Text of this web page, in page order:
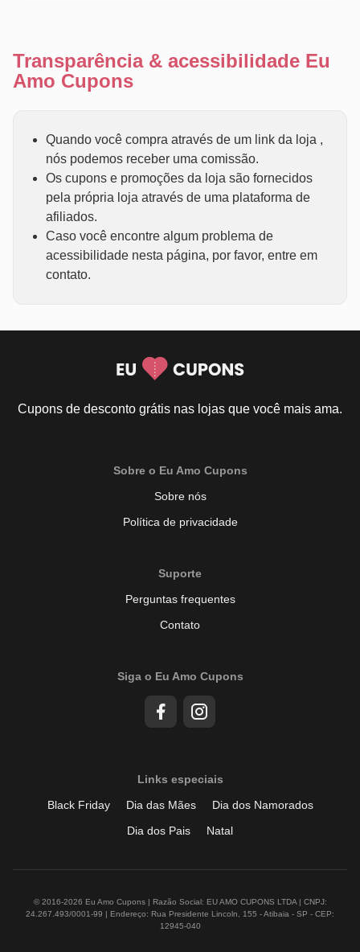
Transparência & acessibilidade Eu
Amo Cupons
Quando você compra através de um link da loja ,
nós podemos receber uma comissão.
Os cupons e promoções da loja são fornecidos
pela própria loja através de uma plataforma de
afiliados.
Caso você encontre algum problema de
acessibilidade nesta página, por favor, entre em
contato.
Cupons de desconto grátis nas lojas que você mais ama.
Sobre o Eu Amo Cupons
Sobre nós
Política de privacidade
Suporte
Perguntas frequentes
Contato
Siga o Eu Amo Cupons
Links especiais
Black Friday
Dia das Mães
Dia dos Namorados
Dia dos Pais
Natal
© 2016-2026 Eu Amo Cupons | Razão Social: EU AMO CUPONS LTDA | CNPJ:
24.267.493/0001-99 | Endereço: Rua Presidente Lincoln, 155 - Atibaia - SP - CEP:
12945-040